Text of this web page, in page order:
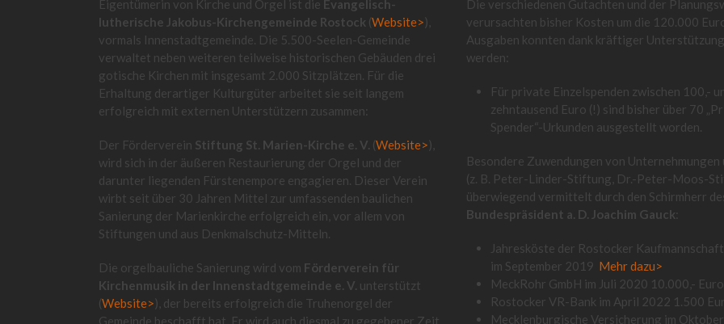
Eigentümerin von Kirche und Orgel ist die Evangelisch-
lutherische Jakobus-Kirchengemeinde Rostock (Website>),
vormals Innenstadtgemeinde. Die 5.500-Seelen-Gemeinde
verwaltet neben weiteren teilweise historischen Gebäuden drei
gotische Kirchen mit insgesamt 2.000 Sitzplätzen. Für die
Erhaltung derartiger Kulturgüter arbeitet sie seit langem
erfolgreich mit externen Unterstützern zusammen:
Der Förderverein Stiftung St. Marien-Kirche e. V. (Website>),
wird sich in der äußeren Restaurierung der Orgel und der
darunter liegenden Fürstenempore engagieren. Dieser Verein
wirbt seit über 30 Jahren Mittel zur umfassenden baulichen
Sanierung der Marienkirche erfolgreich ein, vor allem von
Stiftungen und aus Denkmalschutz-Mitteln.
Die orgelbauliche Sanierung wird vom Förderverein für
Kirchenmusik in der Innenstadtgemeinde e. V. unterstützt
(Website>), der bereits erfolgreich die Truhenorgel der
Gemeinde beschafft hat. Er wird auch diesmal zu gegebener Zeit
Die verschiedenen Gutachten und der
verursachten bisher Kosten um die 120.000
Ausgaben konnten dank kräftiger
werden:
Für private Einzelspenden zwischen 100,-
zehntausend Euro (!) sind bisher über 70
Spender“-Urkunden ausgestellt worden.
Besondere Zuwendungen von
(z. B. Peter-Linder-Stiftung, Dr.-Peter-Moos-
überwiegend vermittelt durch den Schirmherr
Bundespräsident a. D. Joachim Gauck
Jahresköste der Rostocker
im September 2019 Mehr dazu>
MeckRohr GmbH im Juli 2020 10.000,- Euro
Rostocker VR-Bank im April 2022 1.500
Mecklenburgische Versicherung im